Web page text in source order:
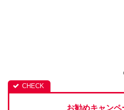
お勧めキャンペ